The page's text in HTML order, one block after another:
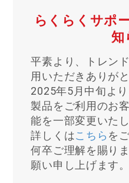
らくらくサポ
知
平素より、トレン
用いただきありが
2025年5月中旬よ
製品をご利用のお
能を一部変更いたし
詳しくはこちら を
何卒ご理解を賜り
願い申し上げます。